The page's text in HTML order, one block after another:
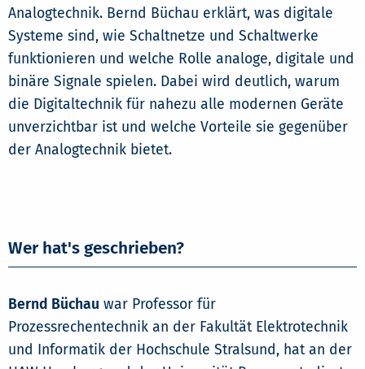
Analogtechnik. Bernd Büchau erklärt, was digitale
Systeme sind, wie Schaltnetze und Schaltwerke
funktionieren und welche Rolle analoge, digitale und
binäre Signale spielen. Dabei wird deutlich, warum
die Digitaltechnik für nahezu alle modernen Geräte
unverzichtbar ist und welche Vorteile sie gegenüber
der Analogtechnik bietet.
Wer hat's geschrieben?
Bernd Büchau war Professor für
Prozessrechentechnik an der Fakultät Elektrotechnik
und Informatik der Hochschule Stralsund, hat an der